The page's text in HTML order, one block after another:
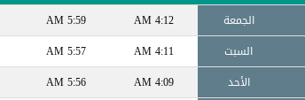
الجمعة 4:12 AM
5:59 AM
السبت 4:11 AM
5:57 AM
الأحد 4:09 AM
5:56 AM